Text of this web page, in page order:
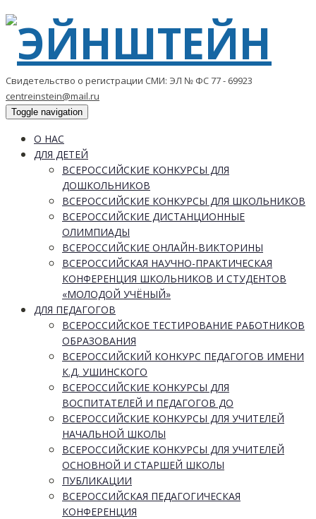
Свидетельство о регистрации СМИ: ЭЛ № ФС 77 - 69923
centreinstein@mail.ru
Toggle navigation
О НАС
ДЛЯ ДЕТЕЙ
ВСЕРОССИЙСКИЕ КОНКУРСЫ ДЛЯ
ДОШКОЛЬНИКОВ
ВСЕРОССИЙСКИЕ КОНКУРСЫ ДЛЯ ШКОЛЬНИКОВ
ВСЕРОССИЙСКИЕ ДИСТАНЦИОННЫЕ
ОЛИМПИАДЫ
ВСЕРОССИЙСКИЕ ОНЛАЙН-ВИКТОРИНЫ
ВСЕРОССИЙСКАЯ НАУЧНО-ПРАКТИЧЕСКАЯ
КОНФЕРЕНЦИЯ ШКОЛЬНИКОВ И СТУДЕНТОВ
«МОЛОДОЙ УЧЁНЫЙ»
ДЛЯ ПЕДАГОГОВ
ВСЕРОССИЙСКОЕ ТЕСТИРОВАНИЕ РАБОТНИКОВ
ОБРАЗОВАНИЯ
ВСЕРОССИЙСКИЙ КОНКУРС ПЕДАГОГОВ ИМЕНИ
К.Д. УШИНСКОГО
ВСЕРОССИЙСКИЕ КОНКУРСЫ ДЛЯ
ВОСПИТАТЕЛЕЙ И ПЕДАГОГОВ ДО
ВСЕРОССИЙСКИЕ КОНКУРСЫ ДЛЯ УЧИТЕЛЕЙ
НАЧАЛЬНОЙ ШКОЛЫ
ВСЕРОССИЙСКИЕ КОНКУРСЫ ДЛЯ УЧИТЕЛЕЙ
ОСНОВНОЙ И СТАРШЕЙ ШКОЛЫ
ПУБЛИКАЦИИ
ВСЕРОССИЙСКАЯ ПЕДАГОГИЧЕСКАЯ
КОНФЕРЕНЦИЯ